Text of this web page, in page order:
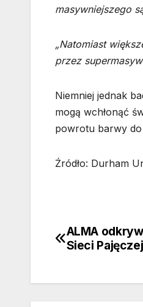
masywniejszego
„Natomiast
przez
Niemniej jednak
mogą wchłonąć
powrotu barwy
Źródło: Durham
ALMA
Sieci Pajęczej